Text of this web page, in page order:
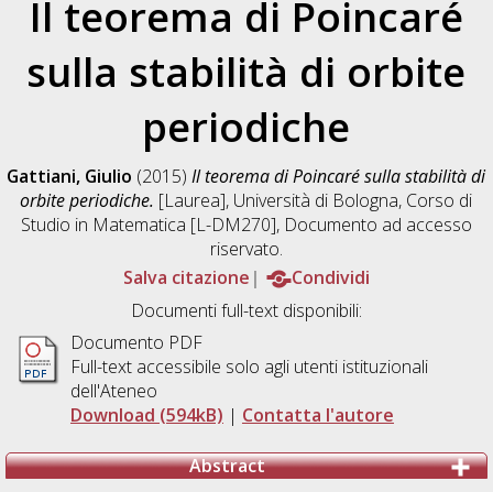
Il teorema di Poincaré
sulla stabilità di orbite
periodiche
Gattiani, Giulio (2015)Il teorema di Poincaré sulla stabilità di
orbite periodiche. [Laurea], Università di Bologna, Corso di
Studio in Matematica [L-DM270], Documento ad accesso
riservato.
Salva citazione
Condividi
Documenti full-text disponibili:
Documento PDF
Full-text accessibile solo agli utenti istituzionali
dell'Ateneo
Download (594kB) | Contatta l'autore
Abstract